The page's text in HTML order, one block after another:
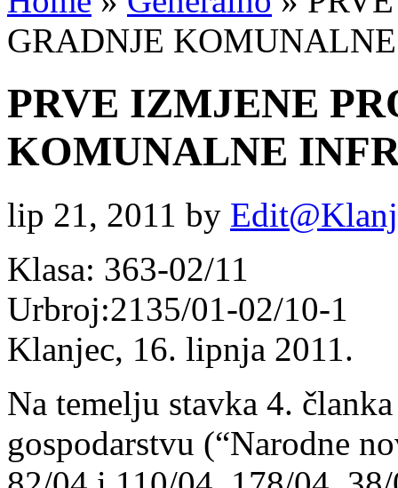
GRADNJE
PRVE IZMJENE
KOMUNALNE
lip 21, 2011 by
Klasa: 363-02/11
Urbroj:2135/01-02/10-1
Klanjec, 16. lipnja 2011.
Na temelju stavka 4.
gospodarstvu (“Narodne